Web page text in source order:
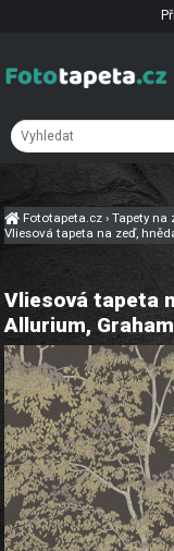
Fototapeta.cz›Tapety na
Vliesová tapeta na zeď,
Vliesová tapeta
Allurium,